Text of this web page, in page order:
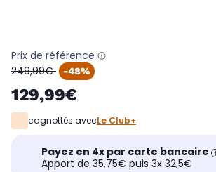
Prix de référence
oldPrice
249,99€ -48%
129,99€
cagnottés avecLe Club+
Payez en 4x par carte bancaire
Apport de 35,75€ puis 3x 32,5€